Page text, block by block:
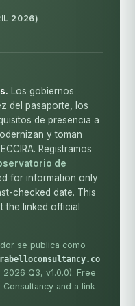
2026)
Los gobiernos
del pasaporte, los
de presencia a
y toman
Registramos
de
for information only
checked date. This
the linked official
se publica como
2026 Q3, v1.0.0). Free
and a link